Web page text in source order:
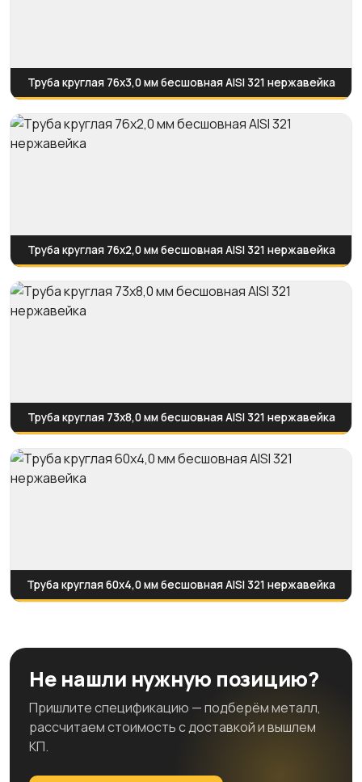
Труба круглая 76х3,0 мм бесшовная AISI 321 нержавейка
Труба круглая 76х2,0 мм бесшовная AISI 321 нержавейка
Труба круглая 73х8,0 мм бесшовная AISI 321 нержавейка
Труба круглая 60х4,0 мм бесшовная AISI 321 нержавейка
Не нашли нужную позицию?
Пришлите спецификацию — подберём металл,
рассчитаем стоимость с доставкой и вышлем
КП.